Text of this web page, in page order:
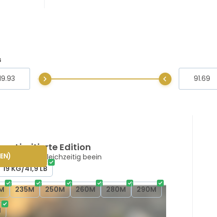
- Limitierte Edition
19 KG/41,9 LB
235M 250M 260M 280M 290M
) hält und gleichzeitig beein